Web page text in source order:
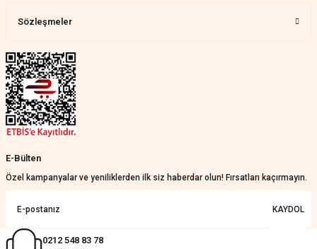
Sözleşmeler
E-Bülten
Özel kampanyalar ve yeniliklerden ilk siz haberdar olun! Fırsatları kaçırmayın.
KAYDOL
0212 548 83 78